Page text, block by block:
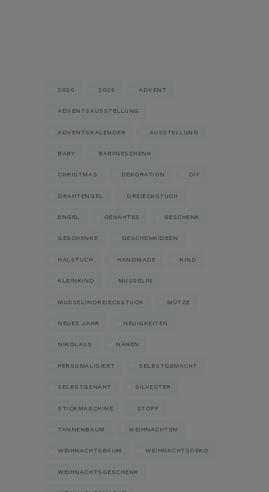
2020 2025 ADVENT
ADVENTSAUSSTELLUNG
ADVENTSKALENDER AUSSTELLUNG
BABY BABYGESCHENK
CHRISTMAS DEKORATION DIY
DRAHTENGEL DREIECKSTUCH
ENGEL GENÄHTES GESCHENK
GESCHENKE GESCHENKIDEEN
HALSTUCH HANDMADE KIND
KLEINKIND MUSSELIN
MUSSELINDREIECKSTUCH MÜTZE
NEUES JAHR NEUIGKEITEN
NIKOLAUS NÄHEN
PERSONALISIERT SELBSTGEMACHT
SELBSTGENÄHT SILVESTER
STICKMASCHINE STOFF
TANNENBAUM WEIHNACHTEN
WEIHNACHTSBAUM WEIHNACHTSDEKO
WEIHNACHTSGESCHENK